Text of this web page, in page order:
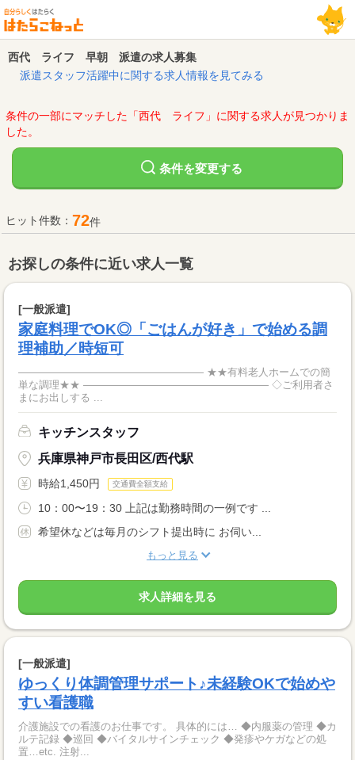
西代 ライフ 早朝 派遣の求人募集
派遣スタッフ活躍中に関する求人情報を見てみる
条件の一部にマッチした「西代 ライフ」に関する求人が見つかりま
した。
条件を変更する
ヒット件数： 72件
お探しの条件に近い求人一覧
[一般派遣]
家庭料理でOK◎「ごはんが好き」で始める調
理補助／時短可
―――――――――――――――――― ★★有料老人ホームでの簡
単な調理★★ ―――――――――――――――――― ◇ご利用者さ
まにお出しする ...
キッチンスタッフ
兵庫県神戸市長田区/西代駅
時給1,450円 交通費全額支給
10：00〜19：30 上記は勤務時間の一例です ...
希望休などは毎月のシフト提出時に お伺い...
もっと見る
求人詳細を見る
[一般派遣]
ゆっくり体調管理サポート♪未経験OKで始めや
すい看護職
介護施設での看護のお仕事です。 具体的には… ◆内服薬の管理 ◆カ
ルテ記録 ◆巡回 ◆バイタルサインチェック ◆発疹やケガなどの処
置…etc. 注射...